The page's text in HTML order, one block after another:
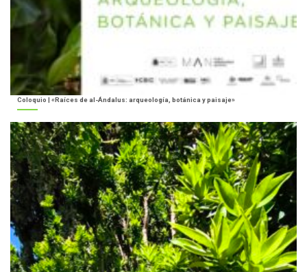
Coloquio | «Raíces de al-Ándalus: arqueología, botánica y paisaje»